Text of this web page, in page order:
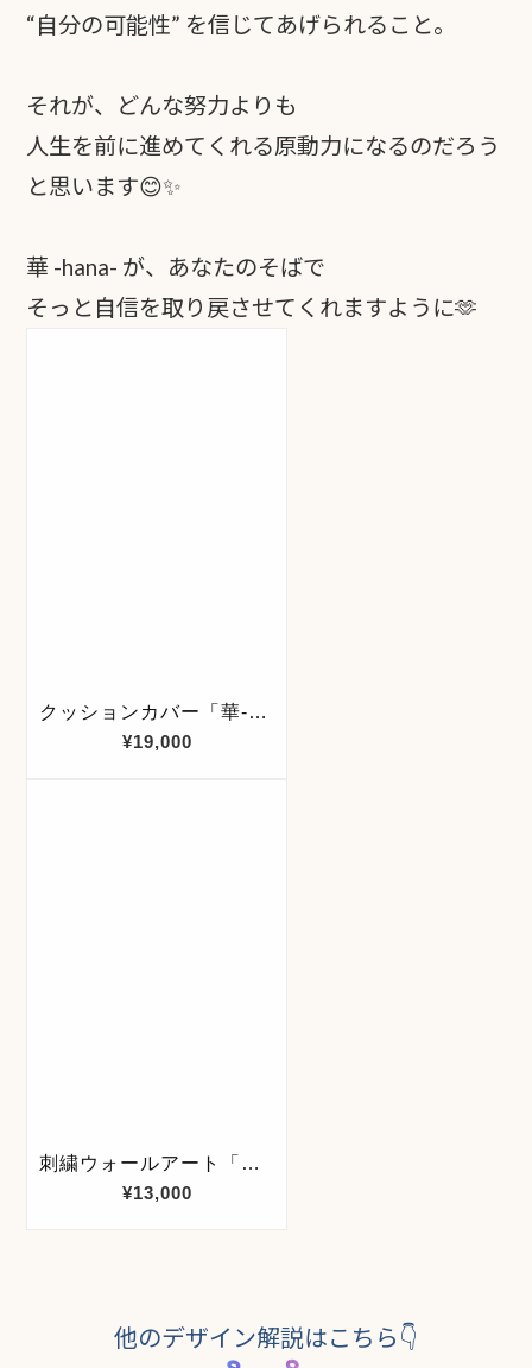
“自分の可能性” を信じてあげられること。
それが、どんな努力よりも
人生を前に進めてくれる原動力になるのだろう
と思います😊✨
華 -hana- が、あなたのそばで
そっと自信を取り戻させてくれますように🫶
他のデザイン解説はこちら👇